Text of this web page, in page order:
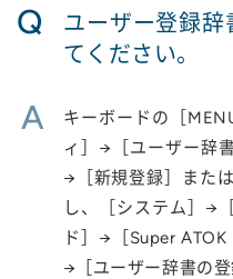
Q
ユーザー登録
てください。
A
キーボードの［
ィ］→［ユーザー辞
→［新規登録］また
し、［システム］→
ド］→［Super ATOK
→［ユーザー辞書の